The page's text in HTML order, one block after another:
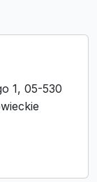
1, 05-530